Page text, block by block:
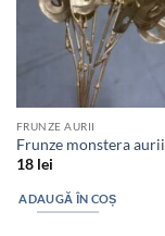
FRUNZE AURII
Frunze monstera aurii
18 lei
ADAUGĂ ÎN COȘ